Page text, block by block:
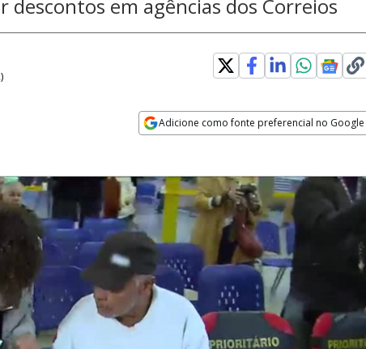
em agências dos Correios
)
Adicione como fonte preferencial no Google